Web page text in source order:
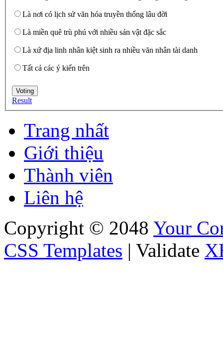
Là nơi có lịch sử văn hóa truyền thống lâu đời
Là miền quê trù phú với nhiều sản vật đặc sắc
Là xứ địa linh nhân kiệt sinh ra nhiều văn nhân tài danh
Tất cả các ý kiến trên
Result
Trang nhất
Giới thiệu
Thành viên
Liên hệ
Copyright © 2048 Your
CSS Templates | Validate